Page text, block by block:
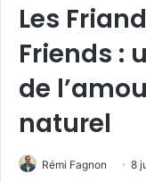
Les
Friends :
de
naturel
Rémi Fagnon 8